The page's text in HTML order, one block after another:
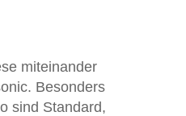
miteinander
Besonders
sind Standard,